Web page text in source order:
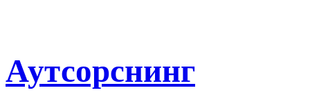
Аутсорснинг